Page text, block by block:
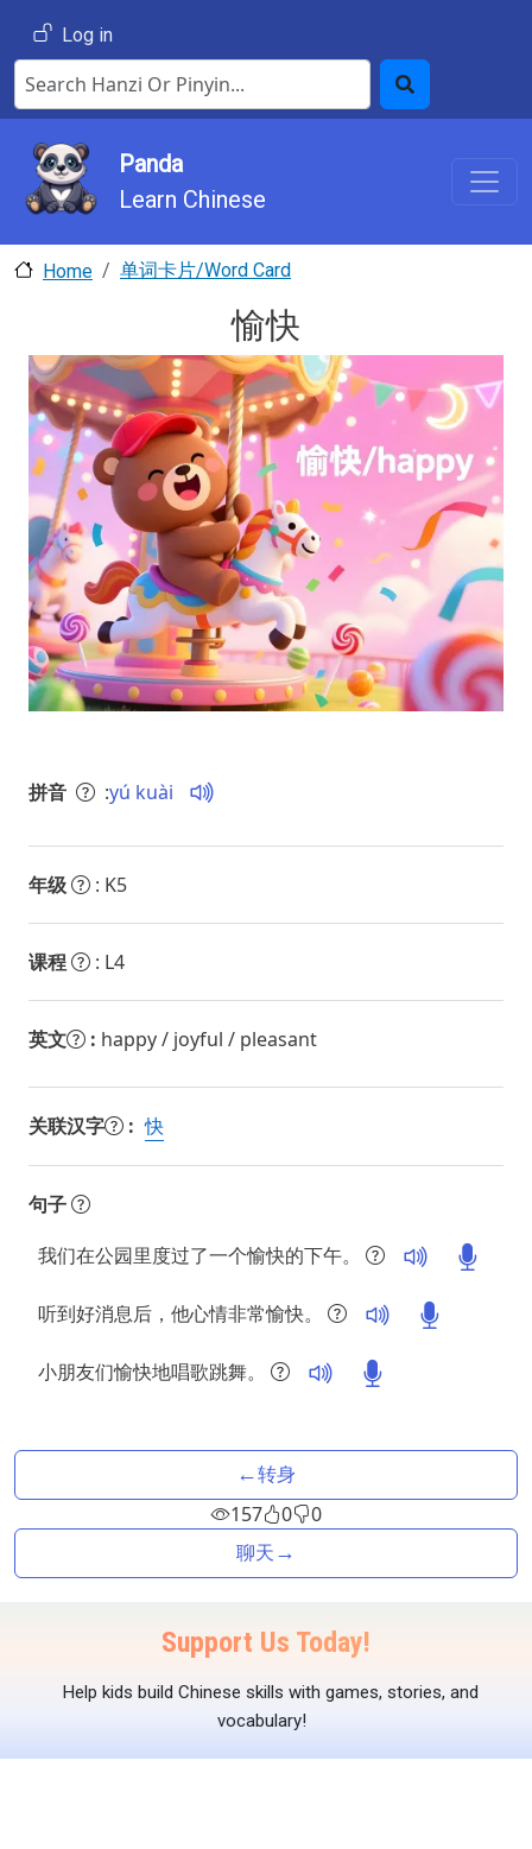
User account menu
Log in
Search Hanzi or Pinyin
Search
Panda
Learn Chinese
Home 单词卡片/Word Card
愉快
拼音 :yú kuài
年级 : K5
课程 : L4
英文 : happy / joyful / pleasant
关联汉字 : 快
句子
我们在公园里度过了一个愉快的下午。
听到好消息后，他心情非常愉快。
小朋友们愉快地唱歌跳舞。
←转身
157 0 0
聊天 →
Support Us Today!
Help kids build Chinese skills with games, stories, and
vocabulary!